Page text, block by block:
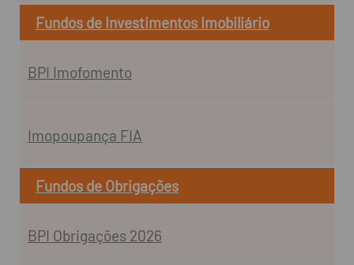
Fundos de Investimentos Imobiliário
BPI Imofomento
Imopoupança FIA
Fundos de Obrigações
BPI Obrigações 2026